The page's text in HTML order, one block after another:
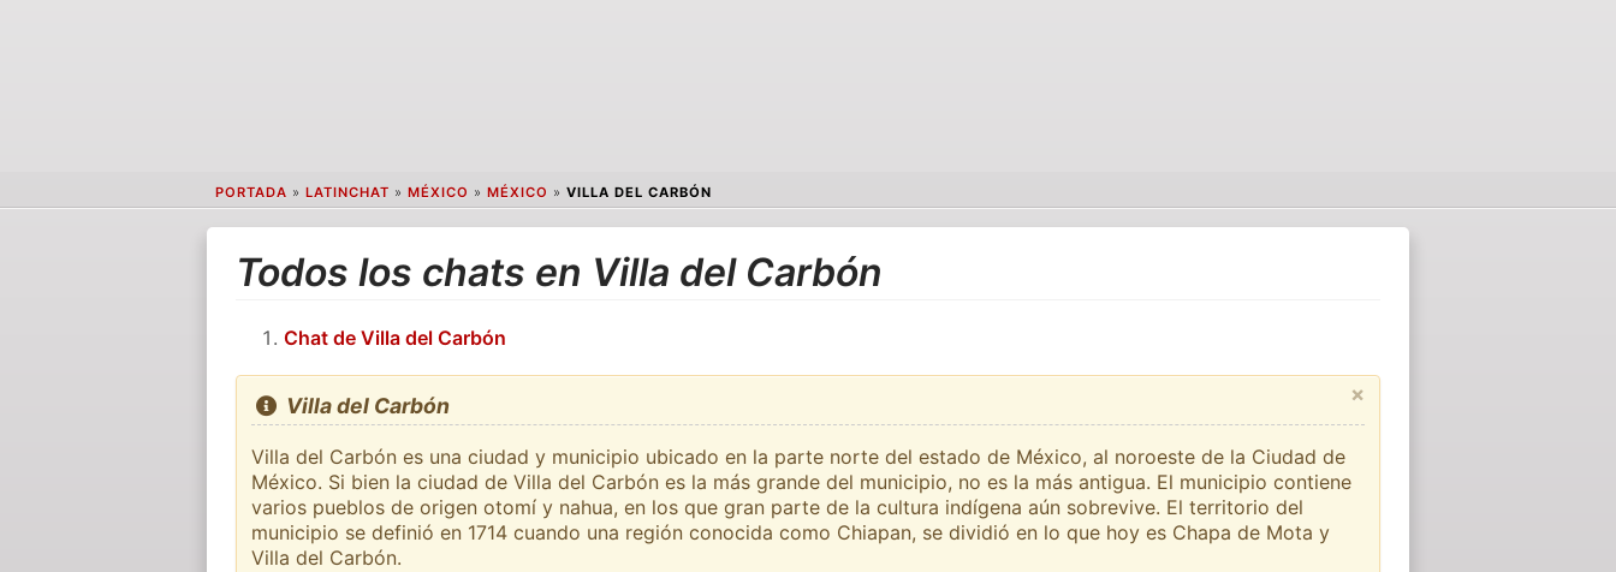
PORTADA » LATINCHAT » MÉXICO » MÉXICO » VILLA DEL CARBÓN
Todos los chats en Villa del Carbón
Chat de Villa del Carbón
×
Villa del Carbón
Villa del Carbón es una ciudad y municipio ubicado en la parte norte del estado de México, al noroeste de la Ciudad de
México. Si bien la ciudad de Villa del Carbón es la más grande del municipio, no es la más antigua. El municipio contiene
varios pueblos de origen otomí y nahua, en los que gran parte de la cultura indígena aún sobrevive. El territorio del
municipio se definió en 1714 cuando una región conocida como Chiapan, se dividió en lo que hoy es Chapa de Mota y
Villa del Carbón.